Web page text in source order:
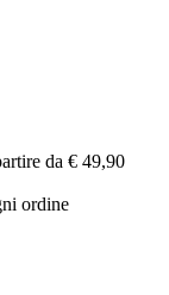
da € 49,90
ordine